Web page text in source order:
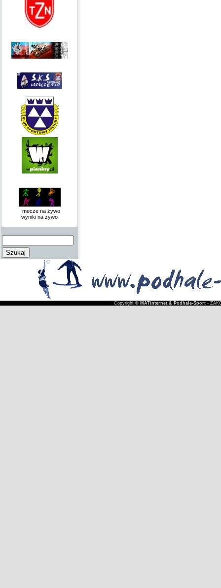
mecze na żywo
wyniki na żywo
Copyright © MATinternet & Podhale-Sport-